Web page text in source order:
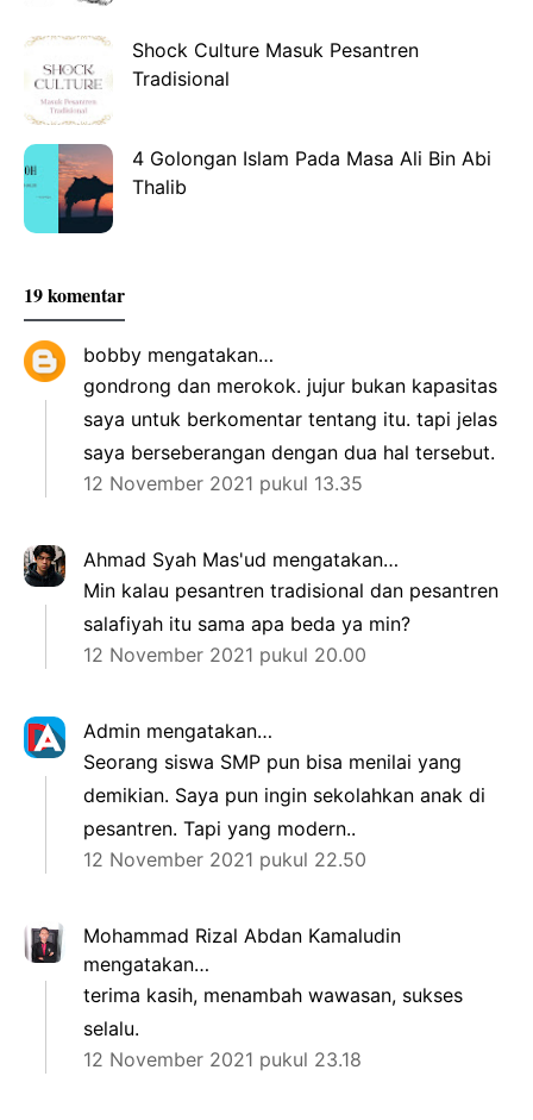
Shock Culture Masuk Pesantren
Tradisional
4 Golongan Islam Pada Masa Ali Bin Abi
Thalib
19 komentar
bobby mengatakan…
gondrong dan merokok. jujur bukan kapasitas
saya untuk berkomentar tentang itu. tapi jelas
saya berseberangan dengan dua hal tersebut.
12 November 2021 pukul 13.35
Ahmad Syah Mas'ud mengatakan…
Min kalau pesantren tradisional dan pesantren
salafiyah itu sama apa beda ya min?
12 November 2021 pukul 20.00
Admin mengatakan…
Seorang siswa SMP pun bisa menilai yang
demikian. Saya pun ingin sekolahkan anak di
pesantren. Tapi yang modern..
12 November 2021 pukul 22.50
Mohammad Rizal Abdan Kamaludin
mengatakan…
terima kasih, menambah wawasan, sukses
selalu.
12 November 2021 pukul 23.18